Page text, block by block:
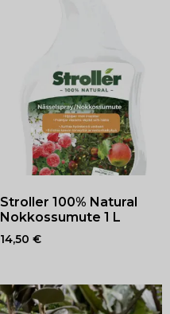
Stroller 100% Natural
Nokkossumute 1 L
14,50 €